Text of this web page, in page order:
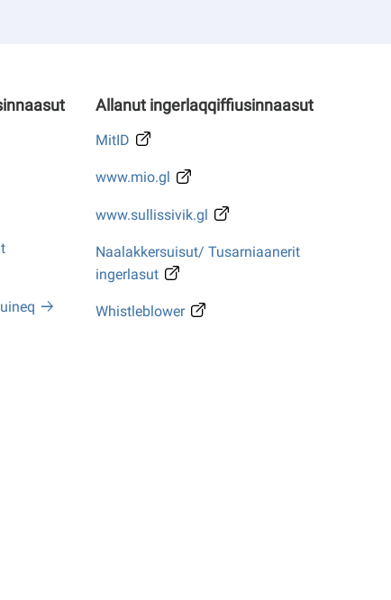
Allanut ingerlaqqiffiusinnaasut
MitID
www.mio.gl
www.sullissivik.gl
Naalakkersuisut/ Tusarniaanerit
ingerlasut
Whistleblower